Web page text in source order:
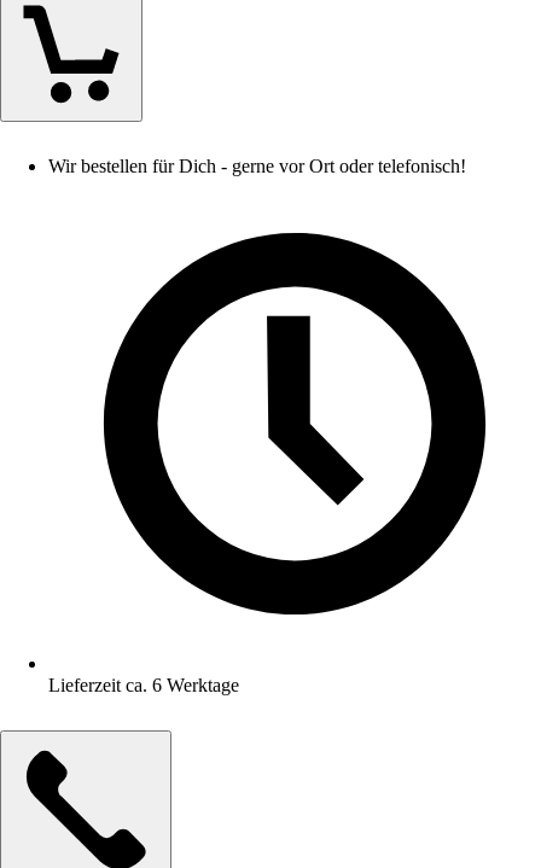
Wir bestellen für Dich - gerne vor Ort oder telefonisch!
Lieferzeit ca. 6 Werktage